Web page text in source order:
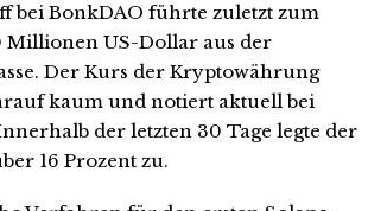
bei BonkDAO führte zuletzt zum
Millionen US-Dollar aus der
Der Kurs der Kryptowährung
kaum und notiert aktuell bei
der letzten 30 Tage legte der
16 Prozent zu.